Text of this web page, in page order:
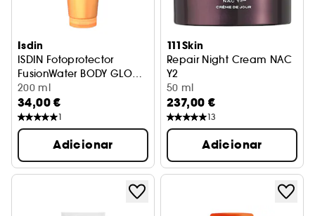
Isdin
ISDIN Fotoprotector
FusionWater BODY GLOW
SPF30 200ML
Protetor solar corporal
200 ml
34,00 €
1
Adicionar
111Skin
Repair Night Cream NAC
Y2
Creme de noite para o rosto
50 ml
237,00 €
13
Adicionar